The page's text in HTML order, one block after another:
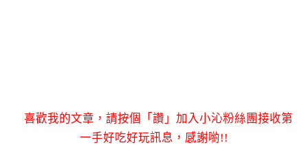
喜歡我的文章，請按個「讚」加入小沁粉絲團接收第
一手好吃好玩訊息，感謝喲!!